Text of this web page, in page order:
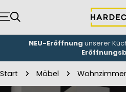
Inhalt
springen
NEU-Eröffnung unserer
Start Möbel Wohnzimmer